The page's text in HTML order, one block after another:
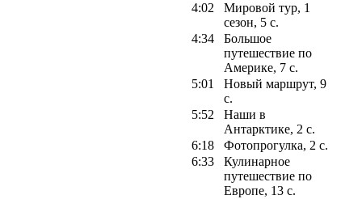
4:02
Мировой тур, 1
сезон, 5 с.
4:34
Большое
путешествие по
Америке, 7 с.
5:01
Новый маршрут, 9
с.
5:52
Наши в
Антарктике, 2 с.
6:18
Фотопрогулка, 2 с.
6:33
Кулинарное
путешествие по
Европе, 13 с.